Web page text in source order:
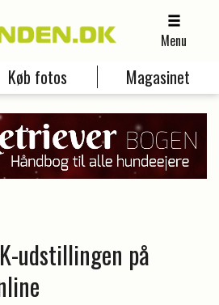
Menu
Køb fotos Magasinet
udstillingen på